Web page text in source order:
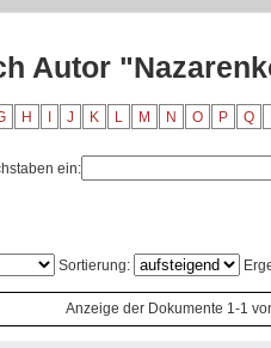
Autor
H J K L M N O P Q
ein:
Sortierung:
Anzeige der Dokumente 1-1